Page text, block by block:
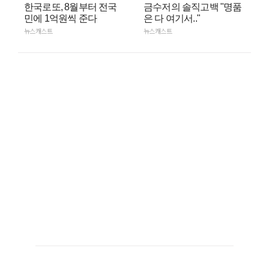
한국로또, 8월부터 전국
민에 1억원씩 준다
뉴스캐스트
금수저의 솔직고백 "명품
은 다 여기서.."
뉴스캐스트